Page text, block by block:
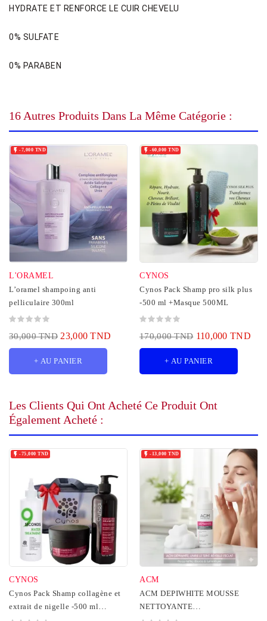
HYDRATE ET RENFORCE LE CUIR CHEVELU
0% SULFATE
0% PARABEN
16 Autres Produits Dans La Même Catégorie :
 -7,000 TND
L'ORAMEL
L’oramel shampoing anti
pelliculaire 300ml
30,000 TND 23,000 TND
+ AU PANIER
-60,000 TND
CYNOS
Cynos Pack Shamp pro silk plus
-500 ml +Masque 500ML
170,000 TND 110,000 TND
+ AU PANIER
Les Clients Qui Ont Acheté Ce Produit Ont
Également Acheté :
-75,000 TND
CYNOS
Cynos Pack Shamp collagène et
extrait de nigelle -500 ml
-13,000 TND
ACM
ACM DEPIWHITE MOUSSE
NETTOYANTE